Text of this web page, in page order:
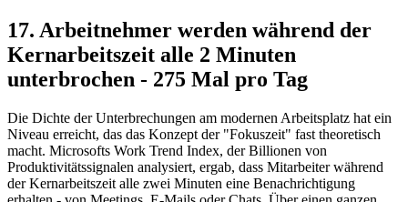
17. Arbeitnehmer werden während der
Kernarbeitszeit alle 2 Minuten
unterbrochen - 275 Mal pro Tag
Die Dichte der Unterbrechungen am modernen Arbeitsplatz hat ein
Niveau erreicht, das das Konzept der "Fokuszeit" fast theoretisch
macht. Microsofts Work Trend Index, der Billionen von
Produktivitätssignalen analysiert, ergab, dass Mitarbeiter während
der Kernarbeitszeit alle zwei Minuten eine Benachrichtigung